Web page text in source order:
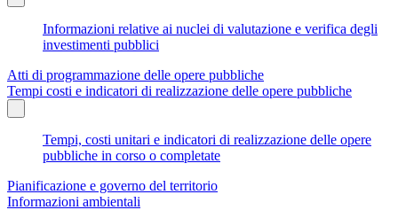
Informazioni relative ai nuclei di valutazione e verifica degli
investimenti pubblici
Atti di programmazione delle opere pubbliche
Tempi costi e indicatori di realizzazione delle opere pubbliche
Tempi, costi unitari e indicatori di realizzazione delle opere
pubbliche in corso o completate
Pianificazione e governo del territorio
Informazioni ambientali